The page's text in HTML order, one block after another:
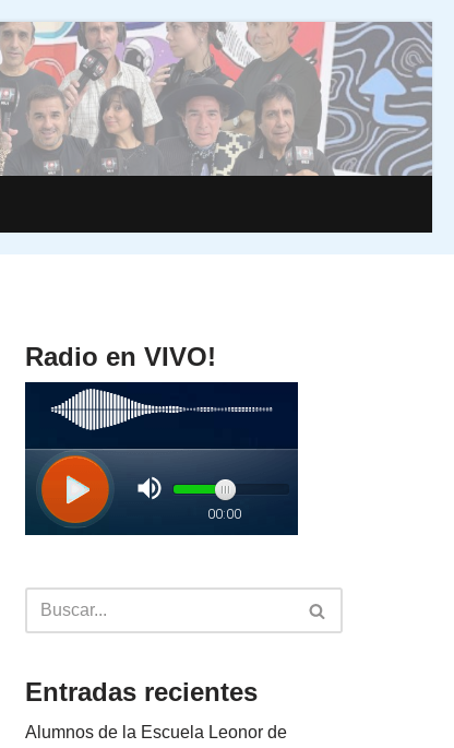
Radio en VIVO!
Entradas recientes
Alumnos de la Escuela Leonor de